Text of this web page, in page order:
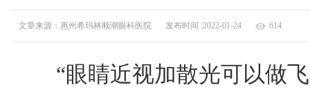
文章来源：惠州希玛林顺潮眼科医院 发布时间 :2022-01-24 614
“眼睛近视加散光可以做飞